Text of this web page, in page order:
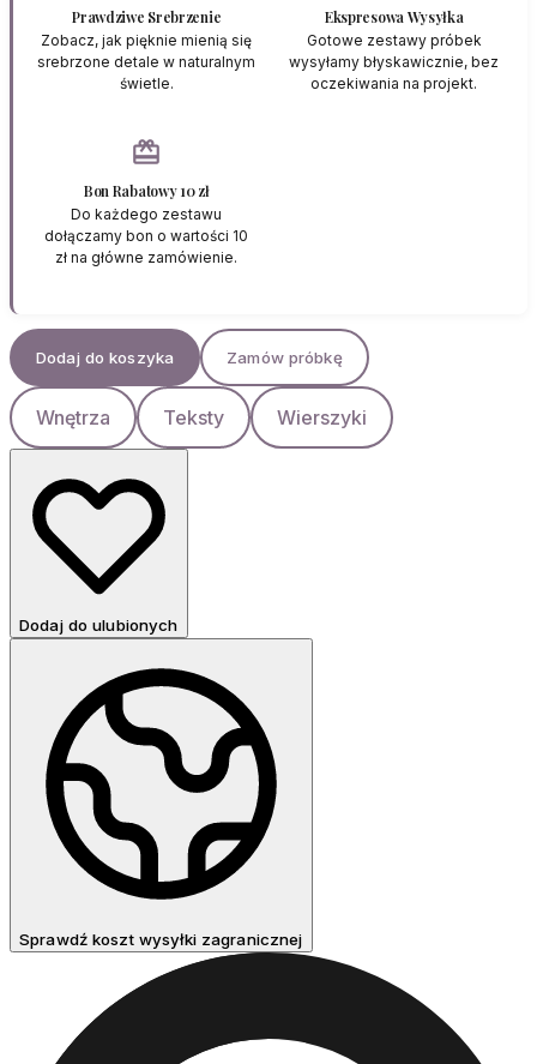
Prawdziwe Srebrzenie
Zobacz, jak pięknie mienią się
srebrzone detale w naturalnym
świetle.
Ekspresowa Wysyłka
Gotowe zestawy próbek
wysyłamy błyskawicznie, bez
oczekiwania na projekt.
redeem
Bon Rabatowy 10 zł
Do każdego zestawu
dołączamy bon o wartości 10
zł na główne zamówienie.
Dodaj do koszyka Zamów próbkę
Wnętrza Teksty Wierszyki
Dodaj do ulubionych
Sprawdź koszt wysyłki zagranicznej